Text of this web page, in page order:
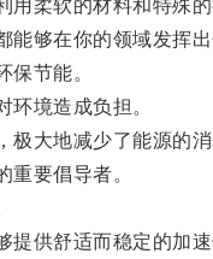
柔软的材料和特殊的
够在你的领域发挥出
节能。
境造成负担。
大地减少了能源的消
要倡导者。
供舒适而稳定的加速